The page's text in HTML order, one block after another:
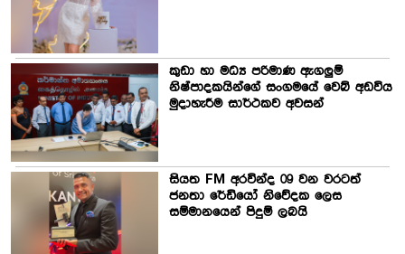
කුඩා හා මධ්‍ය පරිමාණ ඇගලුම්
නිෂ්පාදකයින්ගේ සංගමයේ වෙබ් අඩවිය
මුදාහැරීම සාර්ථකව අවසන්
සියත FM අරවින්ද 09 වන වරටත්
ජනතා රේඩියෝ නිවේදක ලෙස
සම්මානයෙන් පිදුම් ලබයි